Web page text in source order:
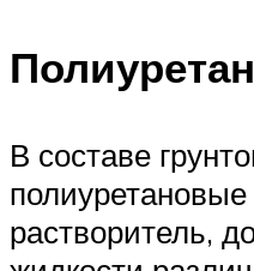
В составе
растворитель,